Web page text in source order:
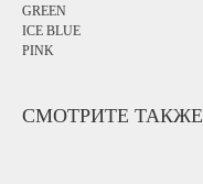
GREEN
ICE BLUE
PINK
СМОТРИТЕ ТАКЖЕ